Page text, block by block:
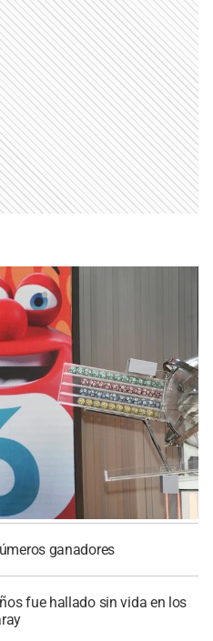
ganadores
fue hallado sin vida en los